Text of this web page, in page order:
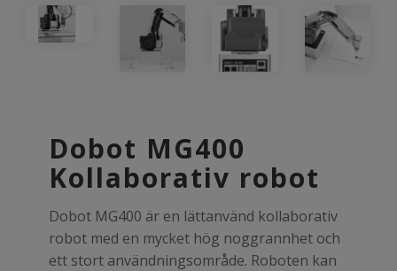
Dobot MG400
Kollaborativ robot
Dobot MG400 är en lättanvänd kollaborativ
robot med en mycket hög noggrannhet och
ett stort användningsområde. Roboten kan